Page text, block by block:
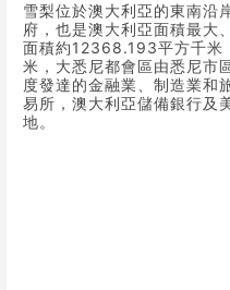
雪梨位於澳大利亞的東南沿
府，也是澳大利亞面積最大
面積約12368.193平方千米
米，大悉尼都會區由悉尼市
度發達的金融業、制造業和
易所，澳大利亞儲備銀行及
地。